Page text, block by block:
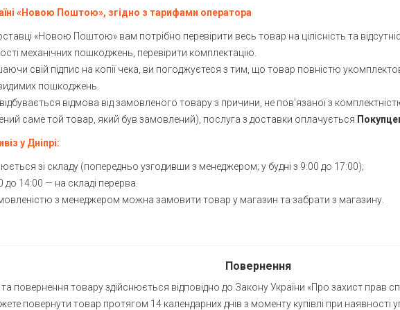
«Новою Поштою», згідно з тарифами оператора
«Новою Поштою» вам потрібно перевірити весь товар на цілісність та
механічних пошкоджень, перевірити комплектацію.
свій підпис на копії чека, ви погоджуєтеся з тим, що товар повністю
пошкоджень.
відмова від замовленого товару з причини, не пов'язаної з
саме той товар, який був замовлений), послуга з доставки оплачується
у Дніпрі:
зі складу (попередньо узгодивши з менеджером; у будні з 9:00 до 17:00);
до 14:00 — на складі перерва.
з менеджером можна замовити товар у магазин та забрати з магазину.
Повернення
та повернення товару здійснюється відповідно до Закону України «Про захист прав
повернути товар протягом 14 календарних днів з моменту купівлі при наявності